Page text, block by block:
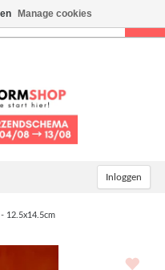
Inloggen
12.5x14.5cm
Manage cookies